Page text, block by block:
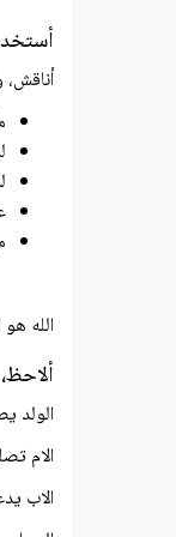
الله
الولد
الام
الاب